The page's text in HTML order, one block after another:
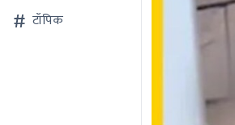
टॉपिक